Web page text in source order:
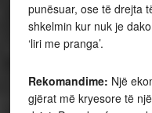
punësuar, ose të drejta
shkelmin kur nuk je
‘liri me pranga’.
Rekomandime: Një
gjërat më kryesore të